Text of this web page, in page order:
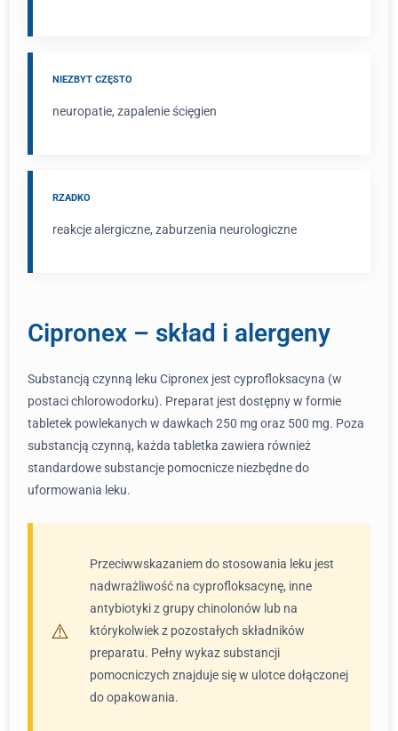
NIEZBYT CZĘSTO
neuropatie, zapalenie ścięgien
RZADKO
reakcje alergiczne, zaburzenia neurologiczne
Cipronex – skład i alergeny
Substancją czynną leku Cipronex jest cyprofloksacyna (w
postaci chlorowodorku). Preparat jest dostępny w formie
tabletek powlekanych w dawkach 250 mg oraz 500 mg. Poza
substancją czynną, każda tabletka zawiera również
standardowe substancje pomocnicze niezbędne do
uformowania leku.
Przeciwwskazaniem do stosowania leku jest
nadwrażliwość na cyprofloksacynę, inne
antybiotyki z grupy chinolonów lub na
którykolwiek z pozostałych składników
preparatu. Pełny wykaz substancji
pomocniczych znajduje się w ulotce dołączonej
do opakowania.